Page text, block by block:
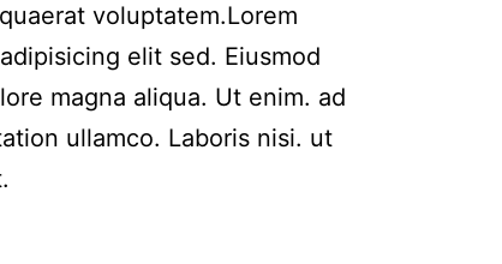
voluptatem.Lorem
elit sed. Eiusmod
magna aliqua. Ut enim. ad
ullamco. Laboris nisi. ut